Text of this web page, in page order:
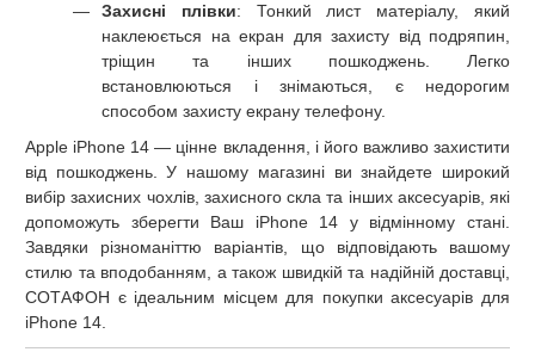
Захисні плівки: Тонкий лист матеріалу, який
наклеюється на екран для захисту від подряпин,
тріщин та інших пошкоджень. Легко
встановлюються і знімаються, є недорогим
способом захисту екрану телефону.
Apple iPhone 14 — цінне вкладення, і його важливо захистити
від пошкоджень. У нашому магазині ви знайдете широкий
вибір захисних чохлів, захисного скла та інших аксесуарів, які
допоможуть зберегти Ваш iPhone 14 у відмінному стані.
Завдяки різноманіттю варіантів, що відповідають вашому
стилю та вподобанням, а також швидкій та надійній доставці,
СОТАФОН є ідеальним місцем для покупки аксесуарів для
iPhone 14.